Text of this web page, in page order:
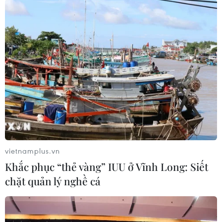
Sau thời gian lẩn trốn, đến ngày 16/2/2021,
Điện, Thanh, Hồng, Bửu và Tuấn đã đến Công
an huyện An Phú đầu thú. Tại cơ quan Công an,
bước đầu các đối tượng đã thừa nhận hành vi
phạm tội.
Hiện vụ việc đang được Công an huyện An Phú,
tỉnh An Giang tiếp tục điều tra mở rộng, xử lý
nghiêm minh các đối tượng chống người thi
hành công vụ./.
(TTXVN/Vietnam+)
vietnamplus.vn
Khắc phục “thẻ vàng” IUU ở Vĩnh Long: Siết
chặt quản lý nghề cá